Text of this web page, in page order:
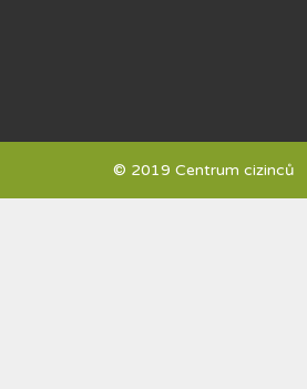
© 2019 Centrum cizinců